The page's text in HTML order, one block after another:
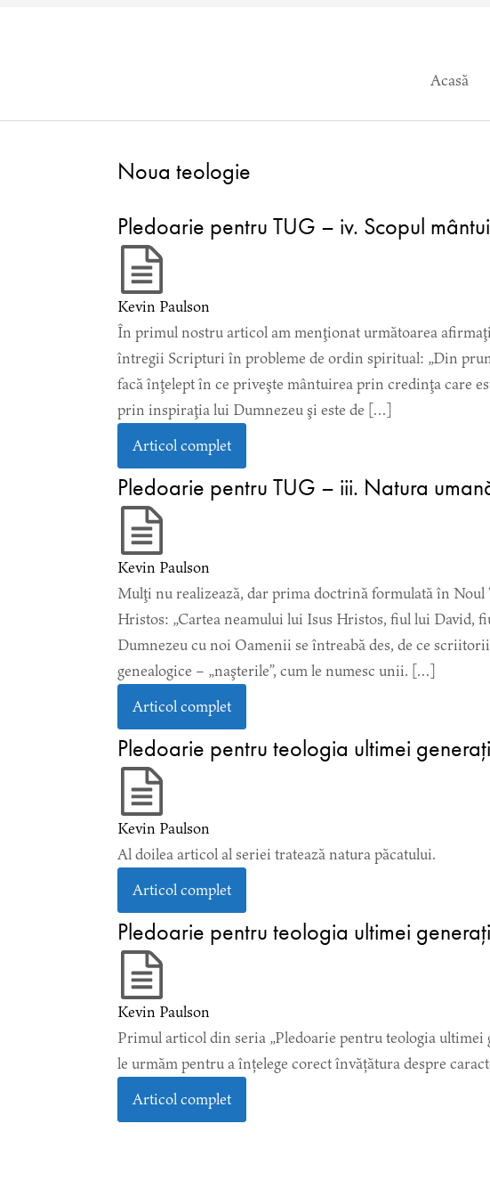
Acasă
Noua teologie
Pledoarie pentru TUG – iv. Scopul
Kevin Paulson
În primul nostru articol am menţionat următoarea
întregii Scripturi în probleme de ordin spiritual: „Din
facă înţelept în ce priveşte mântuirea prin credinţa care
prin inspiraţia lui Dumnezeu şi este de […]
Articol complet
Pledoarie pentru TUG – iii. Natura
Kevin Paulson
Mulţi nu realizează, dar prima doctrină formulată în Noul
Hristos: „Cartea neamului lui Isus Hristos, fiul lui David,
Dumnezeu cu noi Oamenii se întreabă des, de ce
genealogice – „naşterile”, cum le numesc unii. […]
Articol complet
Pledoarie pentru teologia ultimei
Kevin Paulson
Al doilea articol al seriei tratează natura păcatului.
Articol complet
Pledoarie pentru teologia ultimei
Kevin Paulson
Primul articol din seria „Pledoarie pentru teologia
le urmăm pentru a înțelege corect învățătura despre
Articol complet